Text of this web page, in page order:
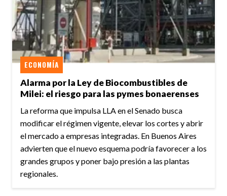
Alarma por la Ley de Biocombustibles de
Milei: el riesgo para las pymes bonaerenses
ECONOMÍA
La reforma que impulsa LLA en el Senado busca
modificar el régimen vigente, elevar los cortes y abrir
el mercado a empresas integradas. En Buenos Aires
advierten que el nuevo esquema podría favorecer a los
grandes grupos y poner bajo presión a las plantas
regionales.